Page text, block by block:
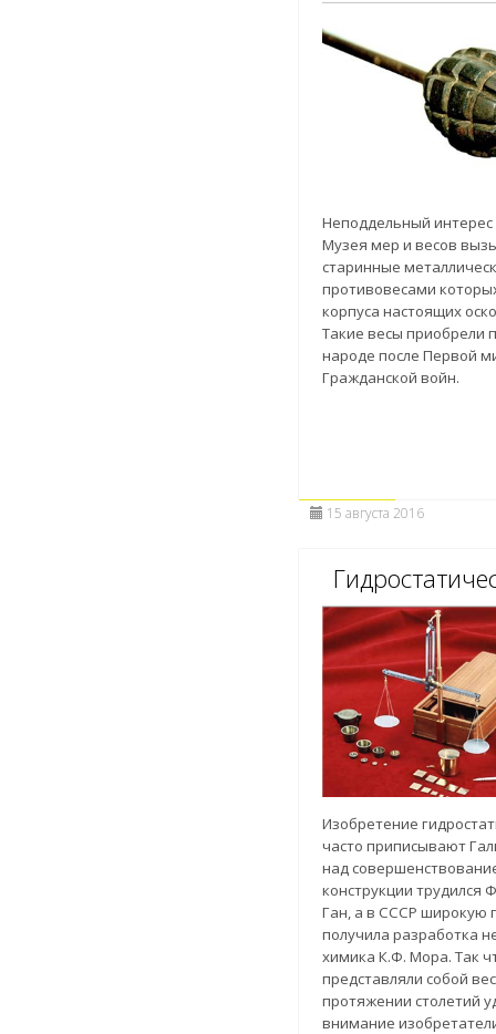
Неподдельный интерес
Музея мер и весов
старинные
противовесами
корпуса настоящих
Такие весы приобрели
народе после Первой
Гражданской войн.
15 августа 2016
Изобретение
часто приписывают
над
конструкции трудился
Ган, а в СССР широкую
получила разработка
химика К.Ф. Мора. Так
представляли собой
протяжении столетий
внимание